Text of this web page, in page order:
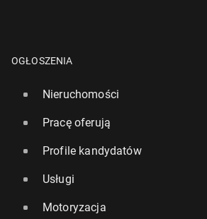
OGŁOSZENIA
Nieruchomości
Pracę oferują
Profile kandydatów
Usługi
Motoryzacja